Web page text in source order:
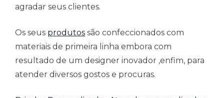
agradar seus clientes.
Os seus produtos são confeccionados com
materiais de primeira linha embora com
resultado de um designer inovador ,enfim, para
atender diversos gostos e procuras.